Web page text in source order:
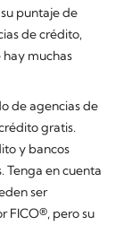
puntaje de
de crédito,
hay muchas
de agencias de
gratis.
y bancos
en cuenta
ser
FICO®, pero su